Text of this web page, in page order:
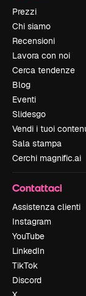
Prezzi
Chi siamo
Recensioni
Lavora con noi
Cerca tendenze
Blog
Eventi
Slidesgo
Vendi i tuoi
Sala stampa
Cerchi magnific.ai
Contattaci
Assistenza clienti
Instagram
YouTube
LinkedIn
TikTok
Discord